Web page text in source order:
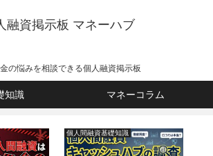
融資掲示板 マネーハブ
の悩みを相談できる個人融資掲示板
知識 マネーコラム
個人間融資基礎知識